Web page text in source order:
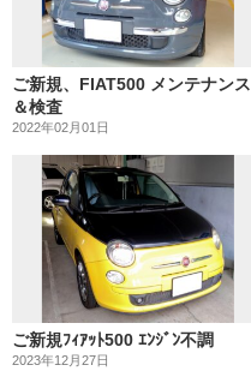
ご新規、FIAT500 メンテナンス
＆検査
2022年02月01日
ご新規ﾌｨｱｯﾄ500 ｴﾝｼﾞﾝ不調
2023年12月27日